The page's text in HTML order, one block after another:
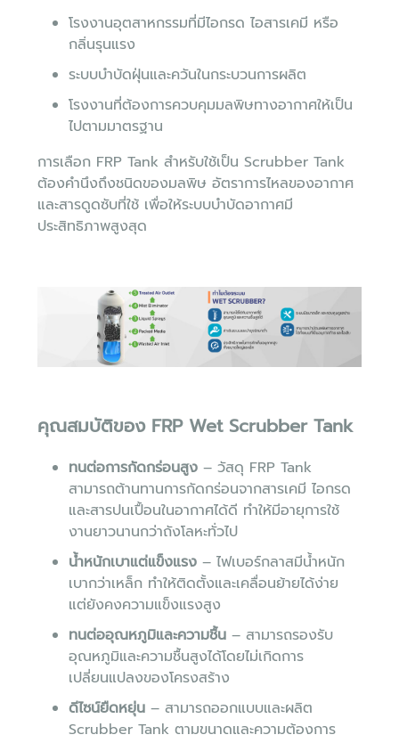
โรงงานอุตสาหกรรมที่มีไอกรด ไอสารเคมี หรือ
กลิ่นรุนแรง
ระบบบำบัดฝุ่นและควันในกระบวนการผลิต
โรงงานที่ต้องการควบคุมมลพิษทางอากาศให้เป็น
ไปตามมาตรฐาน
การเลือก FRP Tank สำหรับใช้เป็น Scrubber Tank
ต้องคำนึงถึงชนิดของมลพิษ อัตราการไหลของอากาศ
และสารดูดซับที่ใช้ เพื่อให้ระบบบำบัดอากาศมี
ประสิทธิภาพสูงสุด
คุณสมบัติของ FRP Wet Scrubber Tank
ทนต่อการกัดกร่อนสูง – วัสดุ FRP Tank
สามารถต้านทานการกัดกร่อนจากสารเคมี ไอกรด
และสารปนเปื้อนในอากาศได้ดี ทำให้มีอายุการใช้
งานยาวนานกว่าถังโลหะทั่วไป
น้ำหนักเบาแต่แข็งแรง – ไฟเบอร์กลาสมีน้ำหนัก
เบากว่าเหล็ก ทำให้ติดตั้งและเคลื่อนย้ายได้ง่าย
แต่ยังคงความแข็งแรงสูง
ทนต่ออุณหภูมิและความชื้น – สามารถรองรับ
อุณหภูมิและความชื้นสูงได้โดยไม่เกิดการ
เปลี่ยนแปลงของโครงสร้าง
ดีไซน์ยืดหยุ่น – สามารถออกแบบและผลิต
Scrubber Tank ตามขนาดและความต้องการ